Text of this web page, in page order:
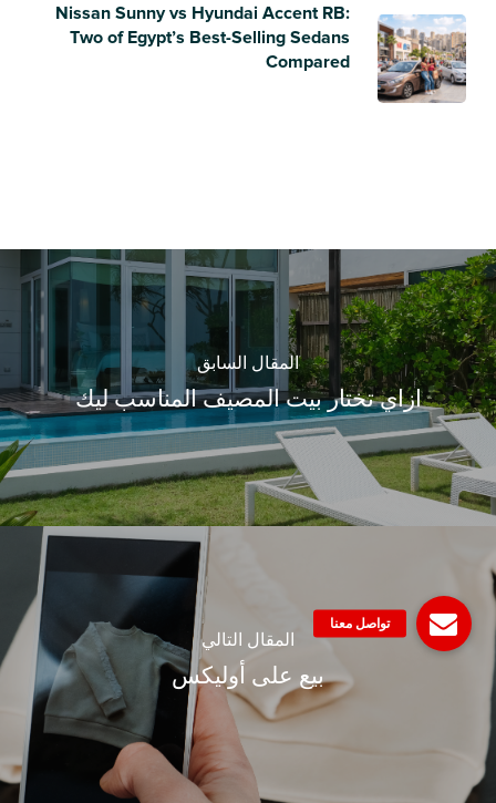
Nissan Sunny vs Hyundai Accent RB:
Two of Egypt’s Best-Selling Sedans
Compared
المقال السابق
ازاي تختار بيت المصيف المناسب ليك
المقال التالي
بيع على أوليكس